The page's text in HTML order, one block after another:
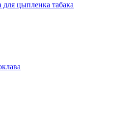
для цыпленка табака